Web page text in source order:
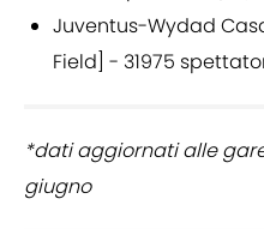
Juventus-Wydad
Field] - 31975
*dati aggiornati alle
giugno